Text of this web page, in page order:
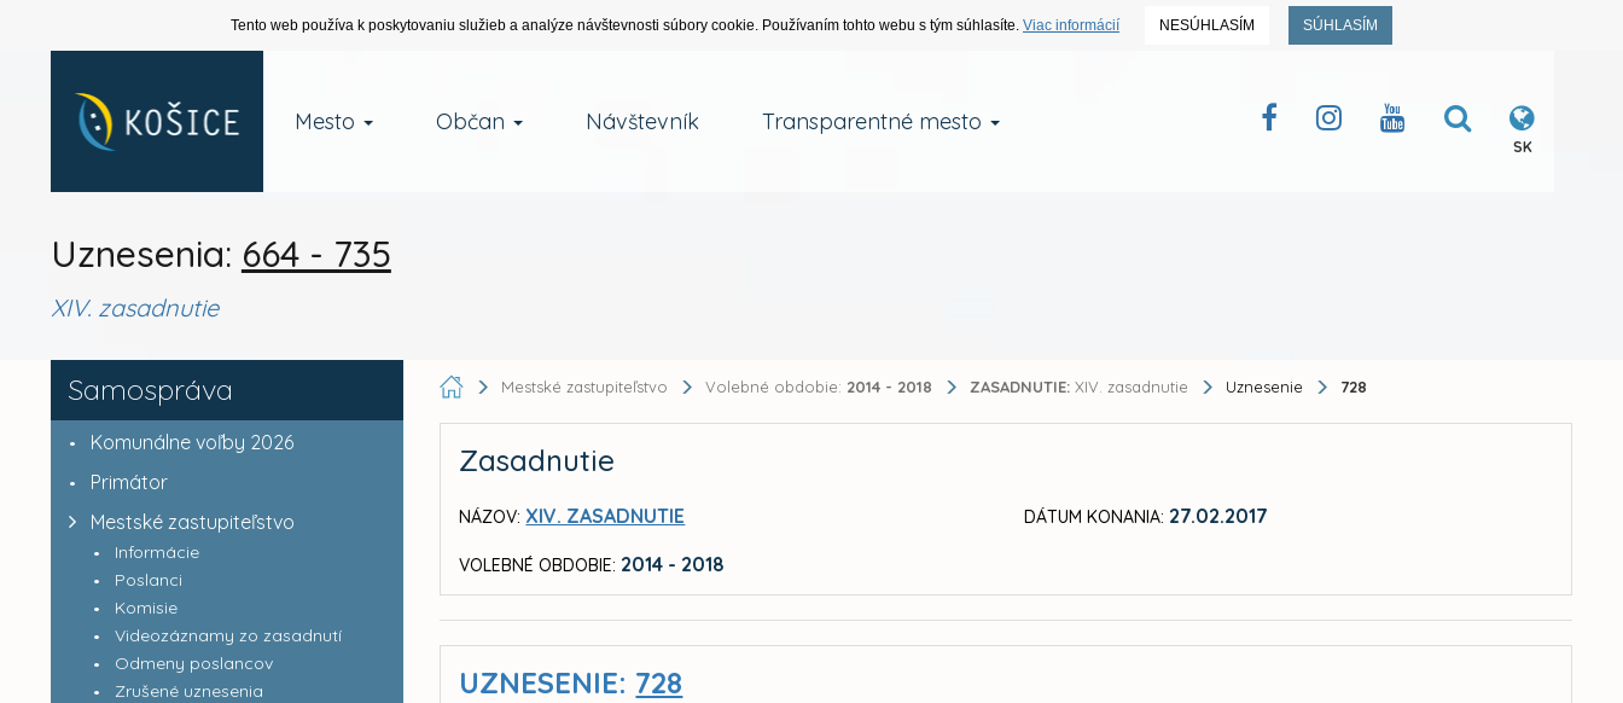
Tento web používa k poskytovaniu služieb a analýze návštevnosti súbory cookie. Používaním tohto webu s tým súhlasíte. Viac informácií NESÚHLASÍM SÚHLASÍM
Mesto Občan Návštevník Transparentné mesto
SK
Uznesenia: 664 - 735
XIV. zasadnutie
Samospráva
Komunálne voľby 2026
Primátor
Mestské zastupiteľstvo
Informácie
Poslanci
Komisie
Videozáznamy zo zasadnutí
Odmeny poslancov
Zrušené uznesenia
Mestské zastupiteľstvo Volebné obdobie: 2014 - 2018 ZASADNUTIE: XIV. zasadnutie Uznesenie 728
Zasadnutie
NÁZOV: XIV. ZASADNUTIE
VOLEBNÉ OBDOBIE: 2014 - 2018
DÁTUM KONANIA: 27.02.2017
UZNESENIE: 728